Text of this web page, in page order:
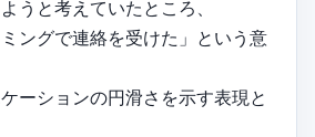
うと考えていたところ、
ングで連絡を受けた」という意
ーションの円滑さを示す表現と